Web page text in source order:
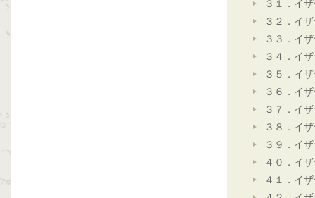
３１．イ
３２．イ
３３．イ
３４．イ
３５．イ
３６．イ
３７．イ
３８．イ
３９．イ
４０．イ
４１．イ